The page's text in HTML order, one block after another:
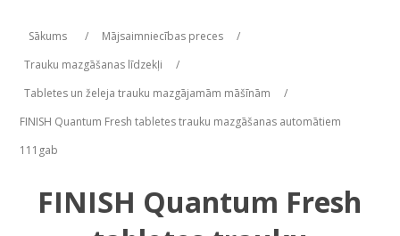
Sākums / Mājsaimniecības preces
/
Trauku mazgāšanas līdzekļi
/
Tabletes un želeja trauku mazgājamām māšīnām
/
FINISH Quantum Fresh tabletes trauku mazgāšanas automātiem
111gab
FINISH Quantum Fresh